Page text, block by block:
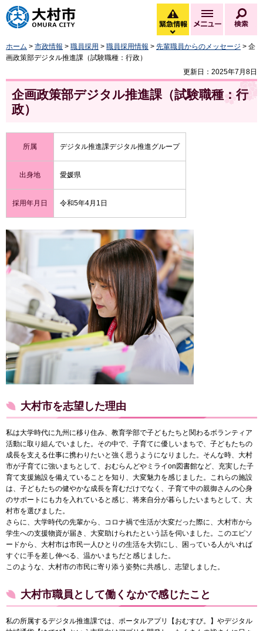
大村市
緊急情報
緊急情報を開く
メニュー
ホーム > 市政情報 > 職員採用 > 職員採用情報 > 先輩職員からのメッセージ > 企
画政策部デジタル推進課（試験職種：行政）
更新日：2025年7月8日
企画政策部デジタル推進課（試験職種：行
政）
所属 デジタル推進課デジタル推進グループ
出身地 愛媛県
採用年月日 令和5年4月1日
大村市を志望した理由
私は大学時代に九州に移り住み、教育学部で子どもたちと関わるボランティア
活動に取り組んでいました。その中で、子育てに優しいまちで、子どもたちの
成長を支える仕事に携わりたいと強く思うようになりました。そんな時、大村
市が子育てに強いまちとして、おむらんどやミライon図書館など、充実した子
育て支援施設を備えていることを知り、大変魅力を感じました。これらの施設
は、子どもたちの健やかな成長を育むだけでなく、子育て中の親御さんの心身
のサポートにも力を入れていると感じ、将来自分が暮らしたいまちとして、大
村市を選びました。
さらに、大学時代の先輩から、コロナ禍で生活が大変だった際に、大村市から
学生への支援物資が届き、大変助けられたという話を伺いました。このエピソ
ードから、大村市は市民一人ひとりの生活を大切にし、困っている人がいれば
すぐに手を差し伸べる、温かいまちだと感じました。
このような、大村市の市民に寄り添う姿勢に共感し、志望しました。
大村市職員として働くなかで感じたこと
私の所属するデジタル推進課では、ポータルアプリ【おむすび。】やデジタル